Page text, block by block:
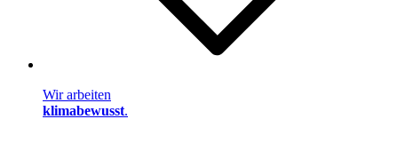
Wir arbeiten
klimabewusst.